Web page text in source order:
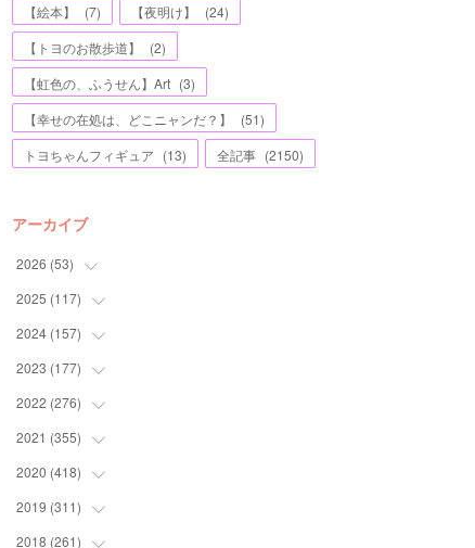
【絵本】
(7) 【夜明け】 (24)
【トヨのお散歩道】
(2)
【虹色の、ふうせん】Art (3)
【幸せの在処は、どこニャンだ？】
(51)
トヨちゃんフィギュア (13) 全記事 (2150)
アーカイブ
2026 (53)
(1)
(5)
(7)
(11
(8)
(6)
(8)
( 7)
2025 (117)
(11
(12
(12
(13
(6)
(5)
(3)
2024 (157)
(13
(13
(10
(13
(11
(11
2023 (177)
(20
(10
(11
(13
(15
2022 (276)
(17
(16
(21
(21
2021 (355)
(19
(12
(16
2020 (418)
(44
(59
2019 (311)
(25
2018 (261)